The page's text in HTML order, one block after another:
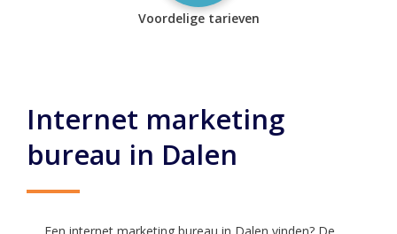
Voordelige tarieven
Internet marketing
bureau in Dalen